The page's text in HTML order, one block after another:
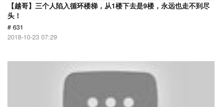
【越哥】三个人陷入循环楼梯，从1楼下去是9楼，永远也走不到尽
头！
# 631
2018-10-23 07:29